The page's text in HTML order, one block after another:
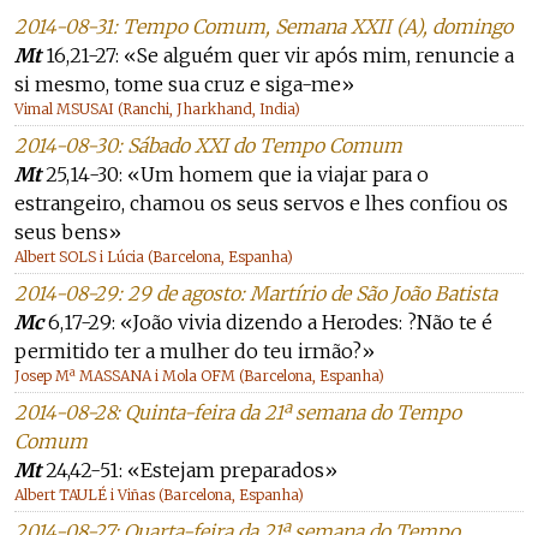
2014-08-31: Tempo Comum, Semana XXII (A), domingo
Mt16,21-27: «Se alguém quer vir após mim, renuncie a
si mesmo, tome sua cruz e siga-me»
Vimal MSUSAI (Ranchi, Jharkhand, India)
2014-08-30: Sábado XXI do Tempo Comum
Mt25,14-30: «Um homem que ia viajar para o
estrangeiro, chamou os seus servos e lhes confiou os
seus bens»
Albert SOLS i Lúcia (Barcelona, Espanha)
2014-08-29: 29 de agosto: Martírio de São João Batista
Mc6,17-29: «João vivia dizendo a Herodes: ?Não te é
permitido ter a mulher do teu irmão?»
Josep Mª MASSANA i Mola OFM (Barcelona, Espanha)
2014-08-28: Quinta-feira da 21ª semana do Tempo
Comum
Mt24,42-51: «Estejam preparados»
Albert TAULÉ i Viñas (Barcelona, Espanha)